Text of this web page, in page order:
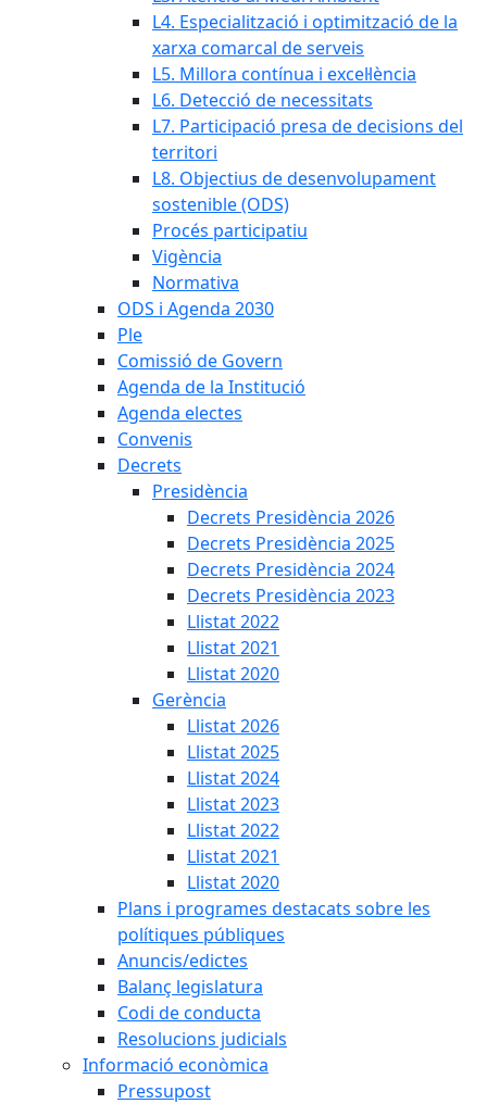
L4. Especialització i optimització de la
xarxa comarcal de serveis
L5. Millora contínua i excel·lència
L6. Detecció de necessitats
L7. Participació presa de decisions del
territori
L8. Objectius de desenvolupament
sostenible (ODS)
Procés participatiu
Vigència
Normativa
ODS i Agenda 2030
Ple
Comissió de Govern
Agenda de la Institució
Agenda electes
Convenis
Decrets
Presidència
Decrets Presidència 2026
Decrets Presidència 2025
Decrets Presidència 2024
Decrets Presidència 2023
Llistat 2022
Llistat 2021
Llistat 2020
Gerència
Llistat 2026
Llistat 2025
Llistat 2024
Llistat 2023
Llistat 2022
Llistat 2021
Llistat 2020
Plans i programes destacats sobre les
polítiques públiques
Anuncis/edictes
Balanç legislatura
Codi de conducta
Resolucions judicials
Informació econòmica
Pressupost